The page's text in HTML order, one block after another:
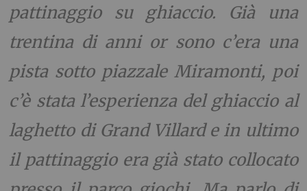
pattinaggio su ghiaccio. Già una
trentina di anni or sono c’era una
pista sotto piazzale Miramonti, poi
c’è stata l’esperienza del ghiaccio al
laghetto di Grand Villard e in ultimo
il pattinaggio era già stato collocato